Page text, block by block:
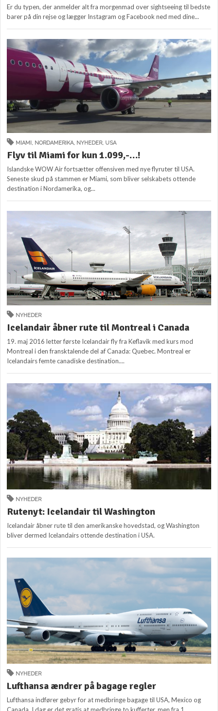
Er du typen, der anmelder alt fra morgenmad over sightseeing til bedste
barer på din rejse og lægger Instagram og Facebook ned med dine...
MIAMI , NORDAMERIKA, NYHEDER, USA
Flyv til Miami for kun 1.099,-…!
Islandske WOW Air fortsætter offensiven med nye flyruter til USA.
Seneste skud på stammen er Miami, som bliver selskabets ottende
destination i Nordamerika, og...
NYHEDER
Icelandair åbner rute til Montreal i Canada
19. maj 2016 letter første Icelandair fly fra Keflavik med kurs mod
Montreal i den fransktalende del af Canada: Quebec. Montreal er
Icelandairs femte canadiske destination....
NYHEDER
Rutenyt: Icelandair til Washington
Icelandair åbner rute til den amerikanske hovedstad, og Washington
bliver dermed Icelandairs ottende destination i USA.
NYHEDER
Lufthansa ændrer på bagage regler
Lufthansa indfører gebyr for at medbringe bagage til USA, Mexico og